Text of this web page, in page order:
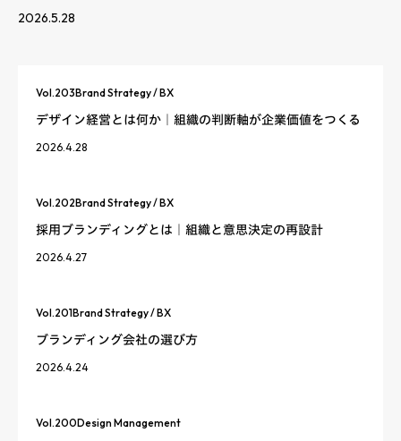
2026.5.28
Vol.203Brand Strategy / BX
デザイン経営とは何か｜組織の判断軸が企業価値をつくる
2026.4.28
Vol.202Brand Strategy / BX
採用ブランディングとは｜組織と意思決定の再設計
2026.4.27
Vol.201Brand Strategy / BX
ブランディング会社の選び方
2026.4.24
Vol.200Design Management